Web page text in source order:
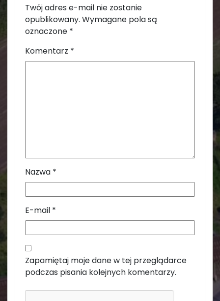
Twój adres e-mail nie zostanie
opublikowany. Wymagane pola są
oznaczone *
Komentarz *
Nazwa *
E-mail *
Zapamiętaj moje dane w tej przeglądarce
podczas pisania kolejnych komentarzy.